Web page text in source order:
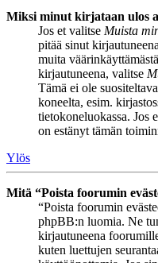
Miksi minut kirjataan ulos
Jos et valitse Muista
pitää sinut
muita
kirjautuneena, valitse
Tämä ei ole
koneelta, esim.
tietokoneluokassa. Jos
on estänyt tämän
Ylös
Mitä “Poista foorumin
“Poista foorumin
phpBB:n luomia. Ne
kirjautuneena
kuten luettujen